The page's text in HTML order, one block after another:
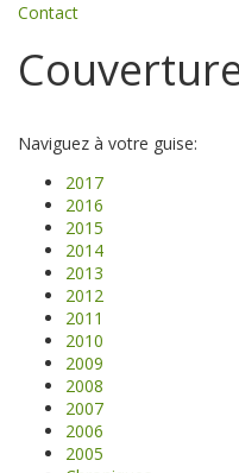
Contact
Naviguez à votre guise:
2017
2016
2015
2014
2013
2012
2011
2010
2009
2008
2007
2006
2005